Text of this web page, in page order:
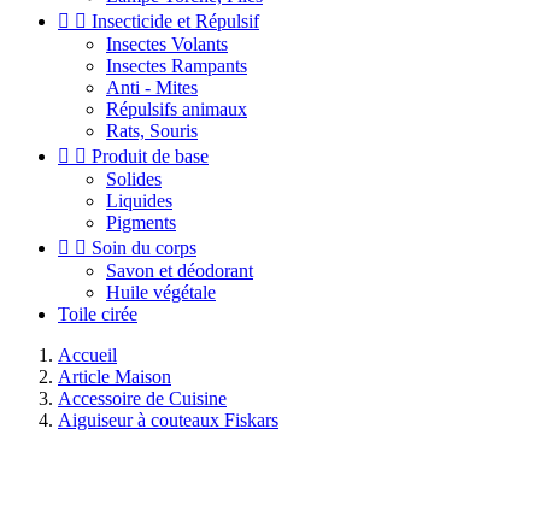
  Insecticide et Répulsif
Insectes Volants
Insectes Rampants
Anti - Mites
Répulsifs animaux
Rats, Souris
  Produit de base
Solides
Liquides
Pigments
  Soin du corps
Savon et déodorant
Huile végétale
Toile cirée
Accueil
Article Maison
Accessoire de Cuisine
Aiguiseur à couteaux Fiskars